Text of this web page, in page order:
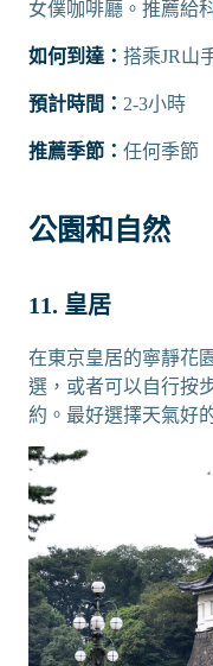
女僕咖啡廳。推薦給
如何到達： 搭乘JR山
預計時間： 2-3小時
推薦季節： 任何季節
公園和自然
11. 皇居
在東京皇居的寧靜花
選，或者可以自行按
約。最好選擇天氣好